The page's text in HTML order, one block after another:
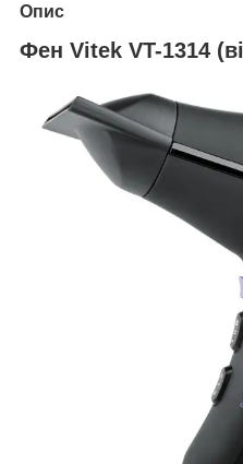
Опис
Фен Vitek VT-1314